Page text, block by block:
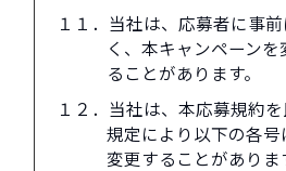
１１．当社は、応募者に事
く、本キャンペーン
ることがあります。
１２．当社は、本応募規約
規定により以下の各
変更することがありま